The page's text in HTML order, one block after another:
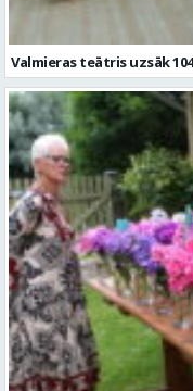
Garšaugu dārzā trīs
pilsētai svētkos”